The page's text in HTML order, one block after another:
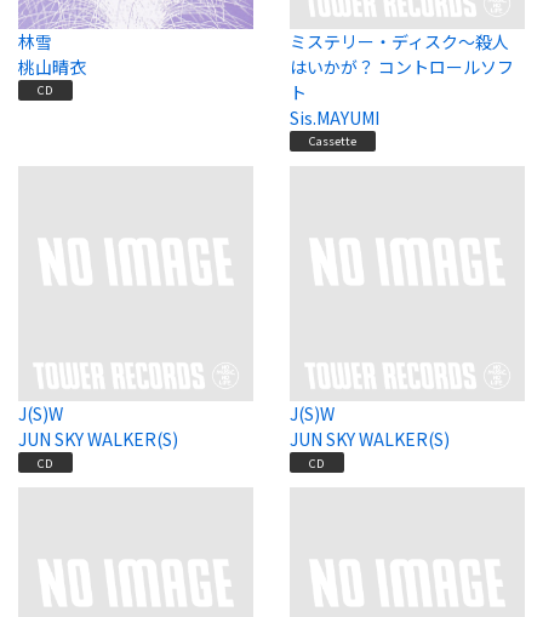
林雪
桃山晴衣
CD
ミステリー・ディスク～殺人
はいかが？ コントロールソフ
ト
Sis.MAYUMI
Cassette
J(S)W
JUN SKY WALKER(S)
CD
J(S)W
JUN SKY WALKER(S)
CD